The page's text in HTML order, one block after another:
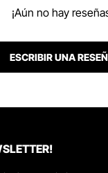
¡Aún no hay
ESCRIBIR UNA